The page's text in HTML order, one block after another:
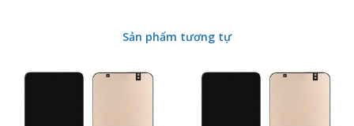
Sản phẩm tương tự